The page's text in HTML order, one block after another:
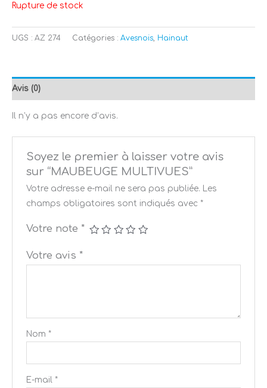
Rupture de stock
UGS : AZ 274 Catégories : Avesnois Hainaut
Avis (0)
Il n’y a pas encore d’avis.
Soyez le premier à laisser votre avis
sur “MAUBEUGE MULTIVUES”
Votre adresse e-mail ne sera pas publiée. Les
champs obligatoires sont indiqués avec *
Votre note *
Votre avis *
Nom *
E-mail *